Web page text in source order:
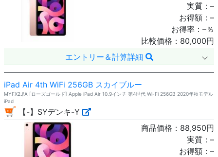
実質： –
お得額： –
お得率： –％
比較価格： 80,000円
エントリー＆計算詳細
iPad Air 4th WiFi 256GB スカイブルー
MYFX2J/A [ローズゴールド] Apple iPad Air 10.9インチ 第4世代 Wi-Fi 256GB 2020年秋モデル
iPad
【-】SYデンキ-Y
商品価格： 88,950円
実質： –
お得額： –